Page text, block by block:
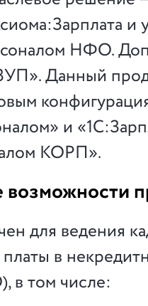
и
НФО.
Данный
и
КОРП».
для ведения
платы в
в том числе: